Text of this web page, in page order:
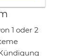
1 oder 2